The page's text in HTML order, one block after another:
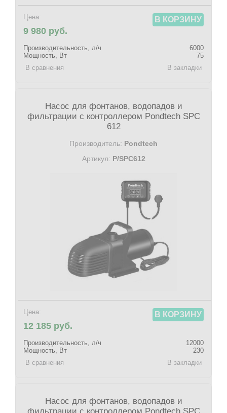
Цена:
9 980 руб.
В КОРЗИНУ
Производительность, л/ч
6000
Мощность, Вт
75
В сравнения
В закладки
Насос для фонтанов, водопадов и
фильтрации с контроллером Pondtech SPC
612
Производитель: Pondtech
Артикул: P/SPC612
Цена:
12 185 руб.
В КОРЗИНУ
Производительность, л/ч
12000
Мощность, Вт
230
В сравнения
В закладки
Насос для фонтанов, водопадов и